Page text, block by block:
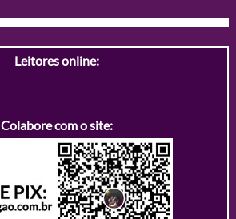
Leitores online:
Colabore com o site: